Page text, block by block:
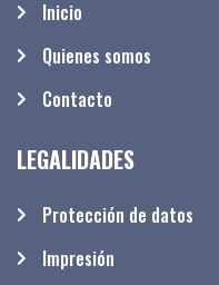
Inicio
Quienes somos
Contacto
LEGALIDADES
Protección de datos
Impresión